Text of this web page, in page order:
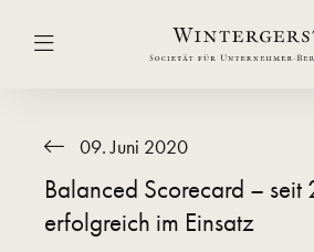
09. Juni 2020
Balanced Scorecard – seit
erfolgreich im Einsatz